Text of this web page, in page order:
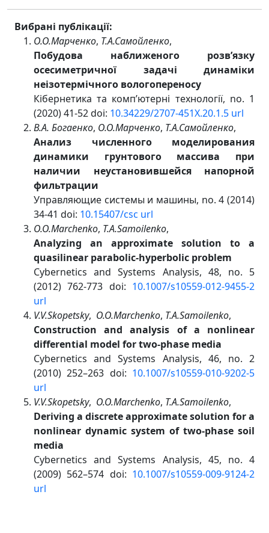
Вибрані публікації:
О.О.Марченко, Т.А.Самойленко,
Побудова наближеного розв’язку
осесиметричної задачі динаміки
неізотермічного вологопереносу
Кібернетика та комп’ютерні технології, no. 1
(2020) 41-52 doi: 10.34229/2707-451X.20.1.5 url
В.А. Богаенко, О.О.Марченко, Т.А.Самойленко,
Анализ численного моделирования
динамики грунтового массива при
наличии неустановившейся напорной
фильтрации
Управляющие системы и машины, no. 4 (2014)
34-41 doi: 10.15407/csc url
O.O.Marchenko, T.A.Samoilenko,
Analyzing an approximate solution to a
quasilinear parabolic-hyperbolic problem
Cybernetics and Systems Analysis, 48, no. 5
(2012) 762-773 doi: 10.1007/s10559-012-9455-2
url
V.V.Skopetsky, O.O.Marchenko, T.A.Samoilenko,
Construction and analysis of a nonlinear
differential model for two-phase media
Cybernetics and Systems Analysis, 46, no. 2
(2010) 252–263 doi: 10.1007/s10559-010-9202-5
url
V.V.Skopetsky, O.O.Marchenko, T.A.Samoilenko,
Deriving a discrete approximate solution for a
nonlinear dynamic system of two-phase soil
media
Cybernetics and Systems Analysis, 45, no. 4
(2009) 562–574 doi: 10.1007/s10559-009-9124-2
url